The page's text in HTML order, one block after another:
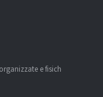
e fisiche